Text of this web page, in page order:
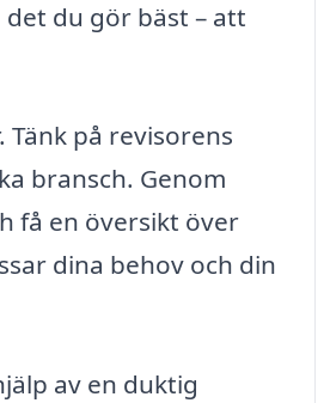
du gör bäst – att
på revisorens
bransch. Genom
få en översikt över
dina behov och din
av en duktig